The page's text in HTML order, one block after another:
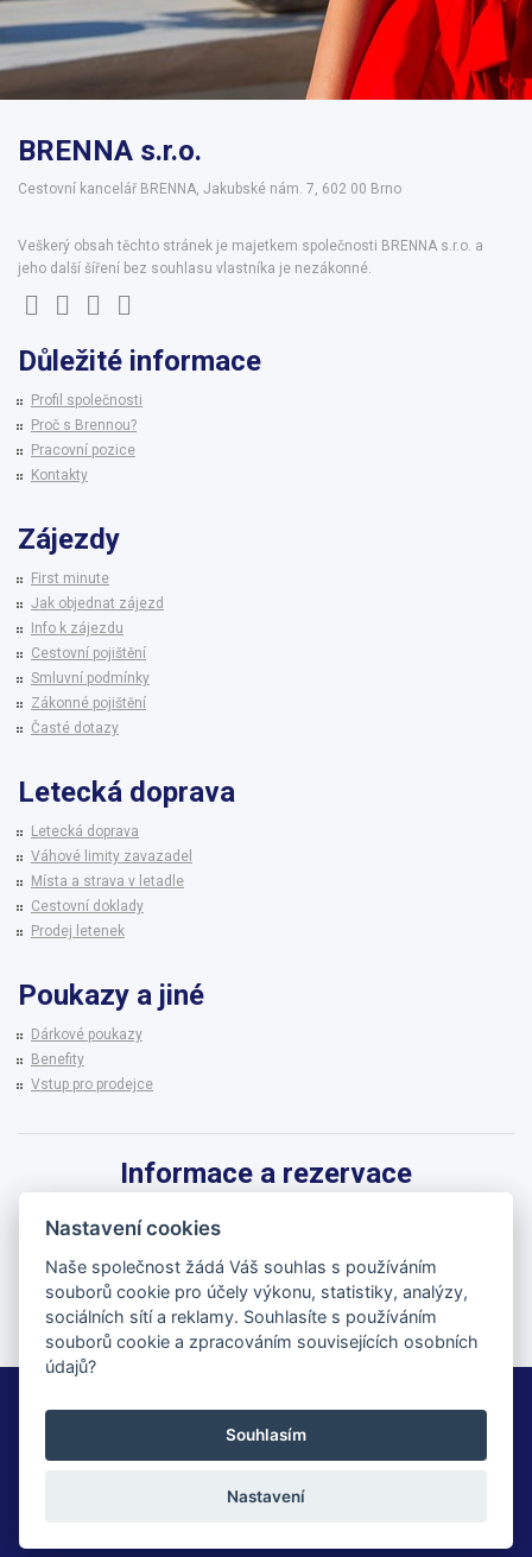
BRENNA s.r.o.
Cestovní kancelář BRENNA, Jakubské nám. 7, 602 00 Brno
Veškerý obsah těchto stránek je majetkem společnosti BRENNA s.r.o. a
jeho další šíření bez souhlasu vlastníka je nezákonné.
Důležité informace
Profil společnosti
Proč s Brennou?
Pracovní pozice
Kontakty
Zájezdy
First minute
Jak objednat zájezd
Info k zájezdu
Cestovní pojištění
Smluvní podmínky
Zákonné pojištění
Časté dotazy
Letecká doprava
Letecká doprava
Váhové limity zavazadel
Místa a strava v letadle
Cestovní doklady
Prodej letenek
Poukazy a jiné
Dárkové poukazy
Benefity
Vstup pro prodejce
Informace a rezervace
542 215 256
brenna@brenna.cz
BRENNA cestovní kancelář
Nastavení cookies
Naše společnost žádá Váš souhlas s používáním
souborů cookie pro účely výkonu, statistiky, analýzy,
sociálních sítí a reklamy. Souhlasíte s používáním
souborů cookie a zpracováním souvisejících osobních
údajů?
Souhlasím
Nastavení